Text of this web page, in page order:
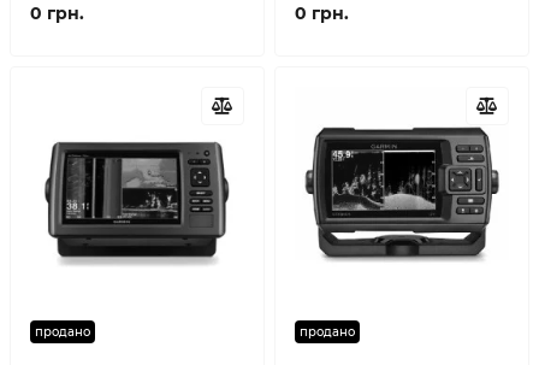
0 грн. 0 грн.
продано продано